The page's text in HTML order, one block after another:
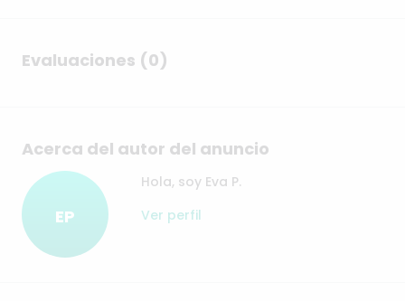
Evaluaciones (0)
Acerca del autor del anuncio
EP
Hola, soy Eva P.
Ver perfil